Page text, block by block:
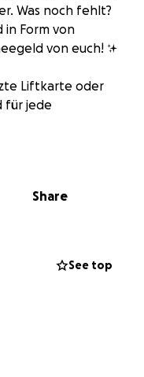
Was noch fehlt?
in Form von
von euch! ✨
Liftkarte oder
für jede
Story!
Share
See top